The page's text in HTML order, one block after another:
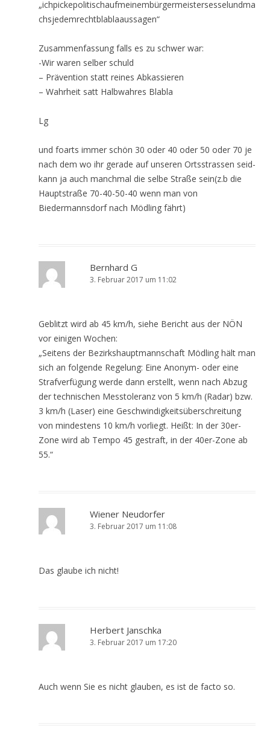
„ichpickepolitischaufmeinembürgermeistersesselundma
chsjedemrechtblablaaussagen“
Zusammenfassung falls es zu schwer war:
-Wir waren selber schuld
– Prävention statt reines Abkassieren
– Wahrheit satt Halbwahres Blabla
Lg
und foarts immer schön 30 oder 40 oder 50 oder 70 je
nach dem wo ihr gerade auf unseren Ortsstrassen seid-
kann ja auch manchmal die selbe Straße sein(z.b die
Hauptstraße 70-40-50-40 wenn man von
Biedermannsdorf nach Mödling fährt)
Bernhard G
3. Februar 2017 um 11:02
Geblitzt wird ab 45 km/h, siehe Bericht aus der NÖN
vor einigen Wochen:
„Seitens der Bezirkshauptmannschaft Mödling hält man
sich an folgende Regelung: Eine Anonym- oder eine
Strafverfügung werde dann erstellt, wenn nach Abzug
der technischen Messtoleranz von 5 km/h (Radar) bzw.
3 km/h (Laser) eine Geschwindigkeitsüberschreitung
von mindestens 10 km/h vorliegt. Heißt: In der 30er-
Zone wird ab Tempo 45 gestraft, in der 40er-Zone ab
55.“
Wiener Neudorfer
3. Februar 2017 um 11:08
Das glaube ich nicht!
Herbert Janschka
3. Februar 2017 um 17:20
Auch wenn Sie es nicht glauben, es ist de facto so.